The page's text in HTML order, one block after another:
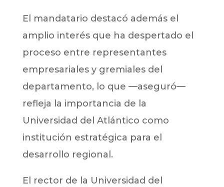
El mandatario destacó además el
amplio interés que ha despertado el
proceso entre representantes
empresariales y gremiales del
departamento, lo que —aseguró—
refleja la importancia de la
Universidad del Atlántico como
institución estratégica para el
desarrollo regional.
El rector de la Universidad del